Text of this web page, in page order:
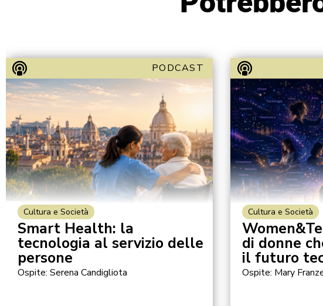
PODCAST
Cultura e Società
Smart Health: la
tecnologia al servizio delle
persone
Ospite: Serena Candigliota
Cultura e Società
di donne
il futuro
Ospite: Mary